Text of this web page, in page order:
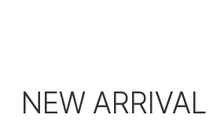
NEW ARRIVAL